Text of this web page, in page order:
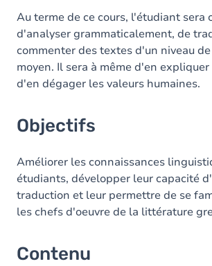
Contenu
Table des matières
Exercices
Au terme de ce cours, l'étudiant sera
d'analyser grammaticalement, de
commenter des textes d'un niveau
moyen. Il sera à même d'en
d'en dégager les valeurs humaines.
Objectifs
Améliorer les connaissances
étudiants, développer leur capacité
traduction et leur permettre de se
les chefs d'oeuvre de la littérature
Contenu